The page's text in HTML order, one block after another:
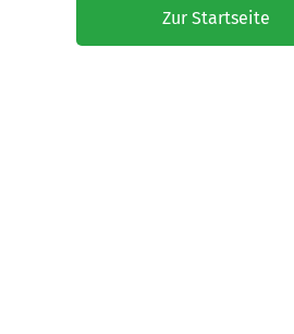
Zur Startseite